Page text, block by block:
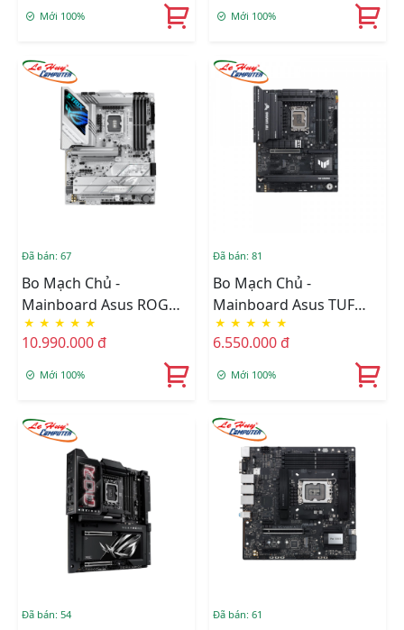
Mới 100% Mới 100%
Đã bán: 67
Bo Mạch Chủ -
Mainboard Asus ROG
STRIX Z890-A GAMING
WIFI
★ ★ ★ ★ ★
10.990.000 đ
Mới 100%
Đã bán: 81
Bo Mạch Chủ -
Mainboard Asus TUF
GAMING Z890 PLUS WIFI
DDR5
★ ★ ★ ★ ★
6.550.000 đ
Mới 100%
Đã bán: 54 Đã bán: 61